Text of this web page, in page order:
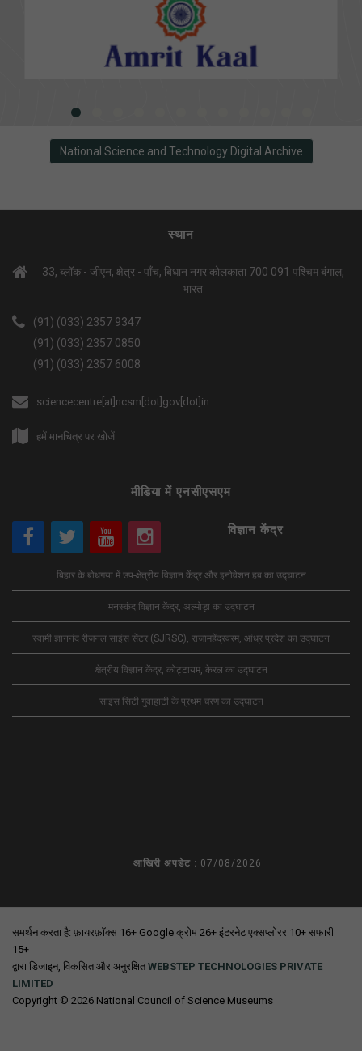
National Science and Technology Digital Archive
स्थान
33, ब्लॉक - जीएन, क्षेत्र - पाँच, बिधान नगर कोलकाता 700 091 पश्चिम बंगाल,
भारत
(91) (033) 2357 9347
(91) (033) 2357 0850
(91) (033) 2357 6008
sciencecentre[at]ncsm[dot]gov[dot]in
हमें मानचित्र पर खोजें
मीडिया में एनसीएसएम
विज्ञान केंद्र
बिहार के बोधगया में उप-क्षेत्रीय विज्ञान केंद्र और इनोवेशन हब का उद्घाटन
मनस्कंद विज्ञान केंद्र, अल्मोड़ा का उद्घाटन
स्वामी ज्ञाननंद रीजनल साइंस सेंटर (SJRSC), राजामहेंद्रवरम, आंध्र प्रदेश का उद्घाटन
क्षेत्रीय विज्ञान केंद्र, कोट्टायम, केरल का उद्घाटन
साइंस सिटी गुवाहाटी के प्रथम चरण का उद्घाटन
आखिरी अपडेट : 07/08/2026
समर्थन करता है: फ़ायरफ़ॉक्स 16+ Google क्रोम 26+ इंटरनेट एक्सप्लोरर 10+ सफारी
15+
द्वारा डिजाइन, विकसित और अनुरक्षितWEBSTEP TECHNOLOGIES PRIVATE
LIMITED
Copyright © 2026 National Council of Science Museums